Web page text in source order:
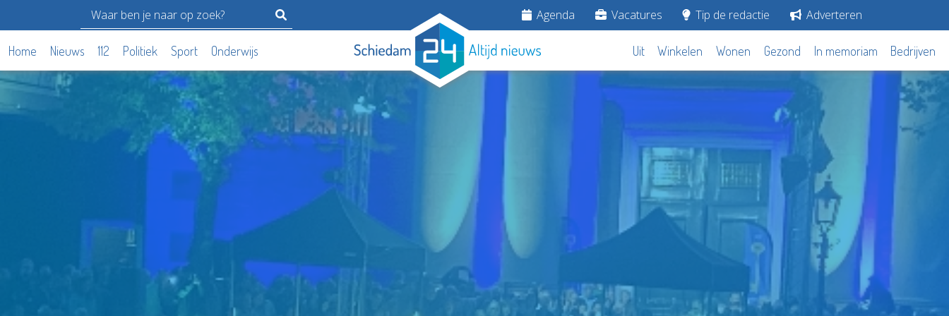
Agenda Vacatures Tip de redactie Adverteren
Home Nieuws 112 Politiek Sport Onderwijs Uit Winkelen Wonen Gezond In memoriam Bedrijven